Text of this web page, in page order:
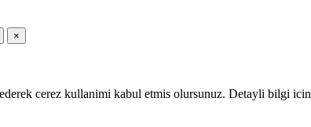
×
cerez kullanimi kabul etmis olursunuz. Detayli bilgi icin